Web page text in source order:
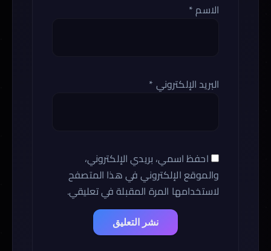
الاسم*
البريد الإلكتروني *
احفظ اسمي، بريدي الإلكتروني،
والموقع الإلكتروني في هذا المتصفح
لاستخدامها المرة المقبلة في تعليقي.